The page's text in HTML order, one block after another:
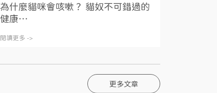
為什麼貓咪會咳嗽？ 貓奴不可錯過的
健康⋯
閱讀更多 ->
更多文章